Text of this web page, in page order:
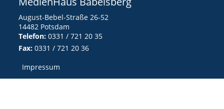
August-Bebel-Straße 26-52
14482 Potsdam
Telefon: 0331 / 721 20 35
Fax: 0331 / 721 20 36
Impressum